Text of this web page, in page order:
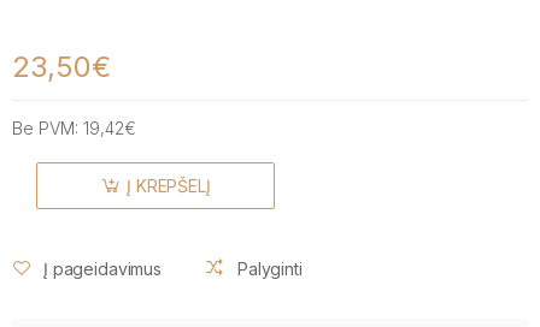
23,50€
Be PVM: 19,42€
Į KREPŠELĮ
Į pageidavimus Palyginti